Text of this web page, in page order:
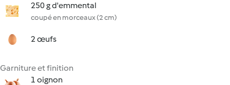
250 g d'emmental
coupé en morceaux (2 cm)
2 œufs
Garniture et finition
1 oignon